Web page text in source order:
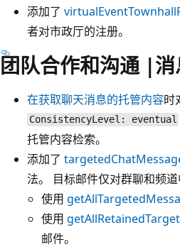
添加了
者对市政厅的注册。
团队合作和沟通 |
在获取聊天消息的托管内容时
ConsistencyLevel: eventual
托管内容检索。
添加了
法。 目标邮件仅对群聊和频道
使用
使用
邮件。